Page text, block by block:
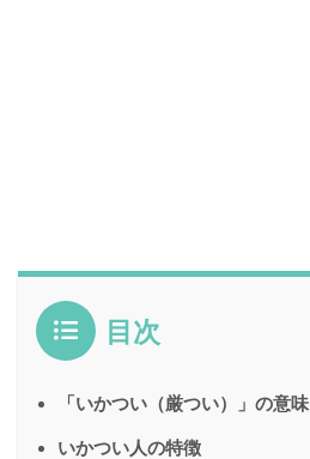
目次
「いかつい（厳つい）」の意味
いかつい人の特徴